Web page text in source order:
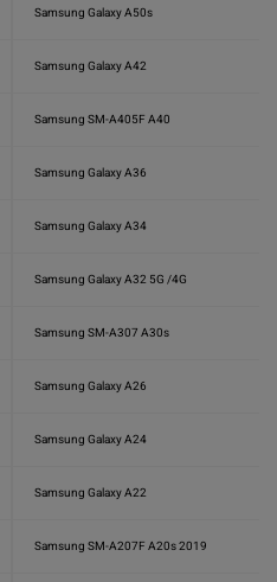
Samsung Galaxy A50s
Samsung Galaxy A42
Samsung SM-A405F A40
Samsung Galaxy A36
Samsung Galaxy A34
Samsung Galaxy A32 5G /4G
Samsung SM-A307 A30s
Samsung Galaxy A26
Samsung Galaxy A24
Samsung Galaxy A22
Samsung SM-A207F A20s 2019